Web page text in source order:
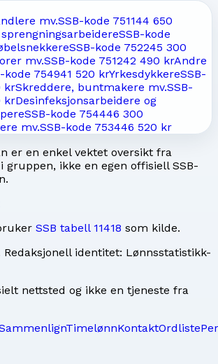
mv.SSB-kode 751144 650
SSB-kode
SSB-kode 752245 300
mv.SSB-kode 751242 490 krAndre
kode 754941 520 krYrkesdykkereSSB-
krSkreddere, buntmakere mv.SSB-
krDesinfeksjonsarbeidere og
SSB-kode 754446 300
mv.SSB-kode 753446 520 kr
er en enkel vektet oversikt fra
ikke en egen offisiell SSB-
SSB tabell 11418 som kilde.
Redaksjonell identitet: Lønnsstatistikk-
nettsted og ikke en tjeneste fra
TimelønnKontaktOrdliste